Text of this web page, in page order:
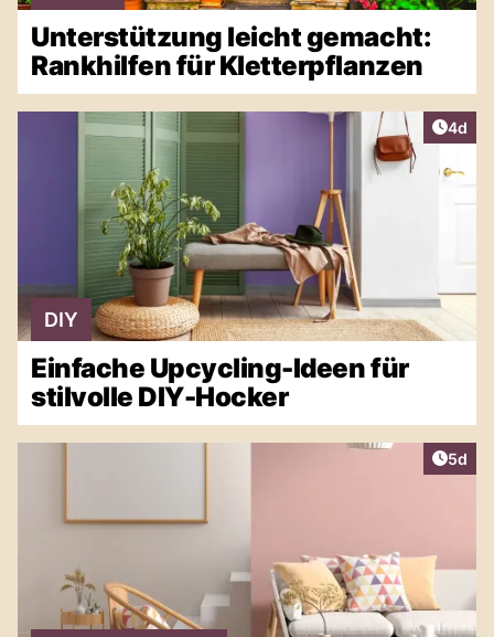
Unterstützung leicht gemacht:
Rankhilfen für Kletterpflanzen
4d
DIY
Einfache Upcycling-Ideen für
stilvolle DIY-Hocker
5d